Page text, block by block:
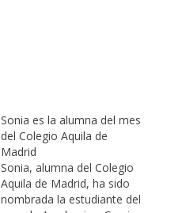
Sonia es la alumna del mes
del Colegio Aquila de
Madrid
Sonia, alumna del Colegio
Aquila de Madrid, ha sido
nombrada la estudiante del